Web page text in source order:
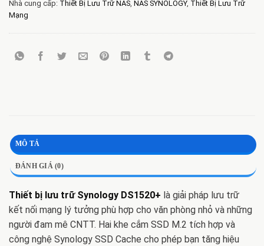
Nhà cung cấp: Thiết Bị Lưu Trữ NAS, NAS SYNOLOGY, Thiết Bị Lưu Trữ
Mạng
MÔ TẢ
ĐÁNH GIÁ (0)
Thiết bị lưu trữ Synology DS1520+ là giải pháp lưu trữ
kết nối mạng lý tưởng phù hợp cho văn phòng nhỏ và những
người đam mê CNTT. Hai khe cắm SSD M.2 tích hợp và
công nghệ Synology SSD Cache cho phép bạn tăng hiệu